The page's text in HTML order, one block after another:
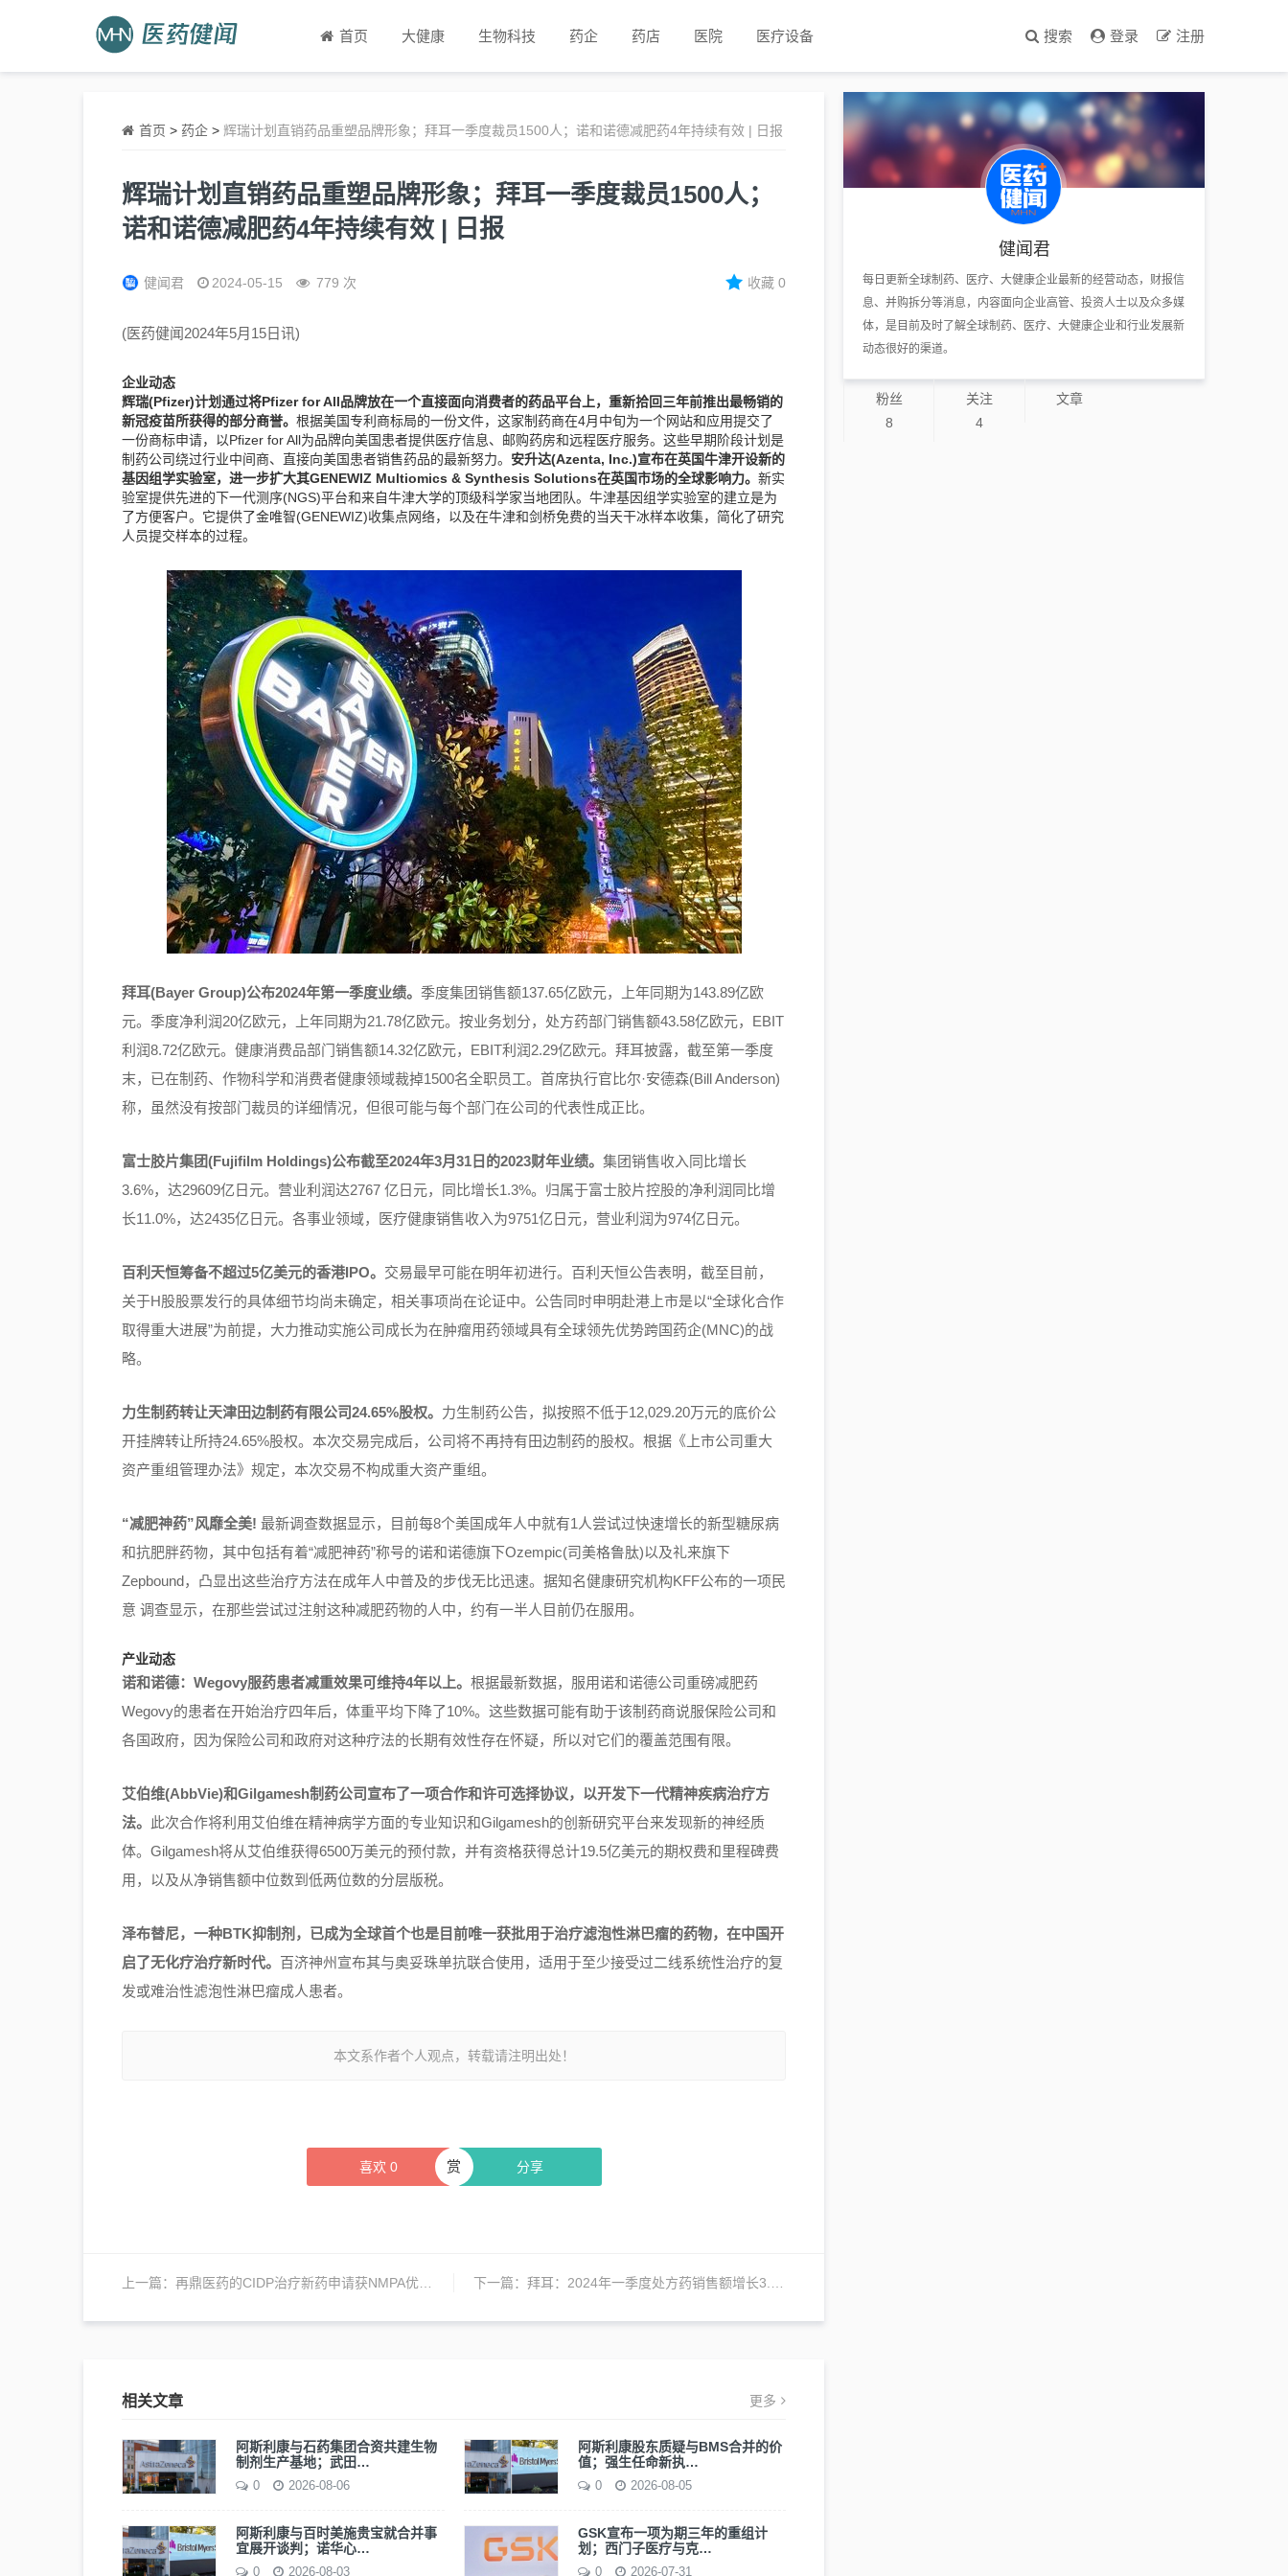
首页 大健康 生物科技 药企 药店 医院 医疗设备 搜索 登录 注册
首页 > 药企 > 辉瑞计划直销药品重塑品牌形象；拜耳一季度裁员1500人；诺和诺德减肥药4年持续有效 | 日报
辉瑞计划直销药品重塑品牌形象；拜耳一季度裁员1500人；
诺和诺德减肥药4年持续有效 | 日报
健闻君 2024-05-15 779 次 收藏0
(医药健闻2024年5月15日讯)
企业动态
辉瑞(Pfizer)计划通过将Pfizer for All品牌放在一个直接面向消费者的药品平台上，重新拾回三年前推出最畅销的
新冠疫苗所获得的部分商誉。 根据美国专利商标局的一份文件，这家制药商在4月中旬为一个网站和应用提交了
一份商标申请，以Pfizer for All为品牌向美国患者提供医疗信息、邮购药房和远程医疗服务。这些早期阶段计划是
制药公司绕过行业中间商、直接向美国患者销售药品的最新努力。 安升达(Azenta, Inc.)宣布在英国牛津开设新的
基因组学实验室，进一步扩大其GENEWIZ Multiomics & Synthesis Solutions在英国市场的全球影响力。 新实
验室提供先进的下一代测序(NGS)平台和来自牛津大学的顶级科学家当地团队。牛津基因组学实验室的建立是为
了方便客户。它提供了金唯智(GENEWIZ)收集点网络，以及在牛津和剑桥免费的当天干冰样本收集，简化了研究
人员提交样本的过程。
拜耳(Bayer Group)公布2024年第一季度业绩。 季度集团销售额137.65亿欧元，上年同期为143.89亿欧
元。季度净利润20亿欧元，上年同期为21.78亿欧元。按业务划分，处方药部门销售额43.58亿欧元，EBIT
利润8.72亿欧元。健康消费品部门销售额14.32亿欧元，EBIT利润2.29亿欧元。拜耳披露，截至第一季度
末，已在制药、作物科学和消费者健康领域裁掉1500名全职员工。首席执行官比尔·安德森(Bill Anderson)
称，虽然没有按部门裁员的详细情况，但很可能与每个部门在公司的代表性成正比。
富士胶片集团(Fujifilm Holdings)公布截至2024年3月31日的2023财年业绩。 集团销售收入同比增长
3.6%，达29609亿日元。营业利润达2767 亿日元，同比增长1.3%。归属于富士胶片控股的净利润同比增
长11.0%，达2435亿日元。各事业领域，医疗健康销售收入为9751亿日元，营业利润为974亿日元。
百利天恒筹备不超过5亿美元的香港IPO。 交易最早可能在明年初进行。百利天恒公告表明，截至目前，
关于H股股票发行的具体细节均尚未确定，相关事项尚在论证中。公告同时申明赴港上市是以“全球化合作
取得重大进展”为前提，大力推动实施公司成长为在肿瘤用药领域具有全球领先优势跨国药企(MNC)的战
略。
力生制药转让天津田边制药有限公司24.65%股权。 力生制药公告，拟按照不低于12,029.20万元的底价公
开挂牌转让所持24.65%股权。本次交易完成后，公司将不再持有田边制药的股权。根据《上市公司重大
资产重组管理办法》规定，本次交易不构成重大资产重组。
“减肥神药”风靡全美! 最新调查数据显示，目前每8个美国成年人中就有1人尝试过快速增长的新型糖尿病
和抗肥胖药物，其中包括有着“减肥神药”称号的诺和诺德旗下Ozempic(司美格鲁肽)以及礼来旗下
Zepbound，凸显出这些治疗方法在成年人中普及的步伐无比迅速。据知名健康研究机构KFF公布的一项民
意 调查显示，在那些尝试过注射这种减肥药物的人中，约有一半人目前仍在服用。
产业动态
诺和诺德：Wegovy服药患者减重效果可维持4年以上。 根据最新数据，服用诺和诺德公司重磅减肥药
Wegovy的患者在开始治疗四年后，体重平均下降了10%。这些数据可能有助于该制药商说服保险公司和
各国政府，因为保险公司和政府对这种疗法的长期有效性存在怀疑，所以对它们的覆盖范围有限。
艾伯维(AbbVie)和Gilgamesh制药公司宣布了一项合作和许可选择协议，以开发下一代精神疾病治疗方
法。
此次合作将利用艾伯维在精神病学方面的专业知识和Gilgamesh的创新研究平台来发现新的神经质
体。Gilgamesh将从艾伯维获得6500万美元的预付款，并有资格获得总计19.5亿美元的期权费和里程碑费
用，以及从净销售额中位数到低两位数的分层版税。
泽布替尼，一种BTK抑制剂，已成为全球首个也是目前唯一获批用于治疗滤泡性淋巴瘤的药物，在中国开
启了无化疗治疗新时代。 百济神州宣布其与奥妥珠单抗联合使用，适用于至少接受过二线系统性治疗的复
发或难治性滤泡性淋巴瘤成人患者。
本文系作者个人观点，转载请注明出处！
喜欢 0 分享
赏
上一篇： 再鼎医药的CIDP治疗新药申请获NMPA优先审评 下一篇： 拜耳：2024年一季度处方药销售额增长3.9%达43.58亿欧元
相关文章 更多
阿斯利康与石药集团合资共建生物
制剂生产基地；武田…
0 2026-08-06
阿斯利康股东质疑与BMS合并的价
值；强生任命新执…
0 2026-08-05
阿斯利康与百时美施贵宝就合并事
宜展开谈判；诺华心…
0 2026-08-03
GSK宣布一项为期三年的重组计
划；西门子医疗与克…
0 2026-07-31
健闻君
每日更新全球制药、医疗、大健康企业最新的经营动态，财报信
息、并购拆分等消息，内容面向企业高管、投资人士以及众多媒
体，是目前及时了解全球制药、医疗、大健康企业和行业发展新
动态很好的渠道。
粉丝
8
关注
4
文章